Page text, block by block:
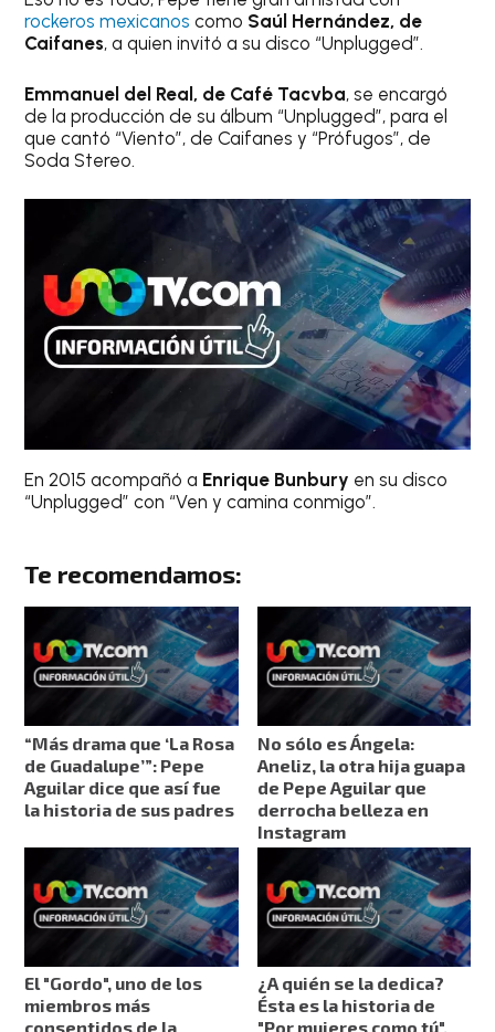
rockeros mexicanos como Saúl Hernández, de
Caifanes, a quien invitó a su disco “Unplugged”.
Emmanuel del Real, de Café Tacvba, se encargó
de la producción de su álbum “Unplugged”, para el
que cantó “Viento”, de Caifanes y “Prófugos”, de
Soda Stereo.
En 2015 acompañó a Enrique Bunbury en su disco
“Unplugged” con “Ven y camina conmigo”.
Te recomendamos:
“Más drama que ‘La Rosa
de Guadalupe’”: Pepe
Aguilar dice que así fue
la historia de sus padres
No sólo es Ángela:
Aneliz, la otra hija guapa
de Pepe Aguilar que
derrocha belleza en
Instagram
El "Gordo", uno de los
miembros más
consentidos de la
¿A quién se la dedica?
Ésta es la historia de
"Por mujeres como tú",